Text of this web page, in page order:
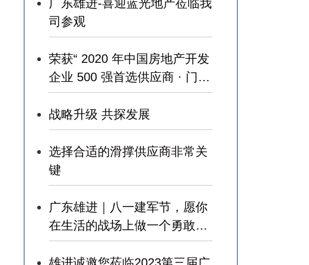
广东雄进-喜迎蓝光地产莅临我
司参观
荣获“ 2020 年中国房地产开发
企业 500 强首选供应商 · 门窗
五金类 ”
战略升级 共探发展
选择合适的滑撑供应商非常关
键
广东雄进｜八一建军节，愿你
在生活的战场上做一个勇敢的
军人，赢得幸福！